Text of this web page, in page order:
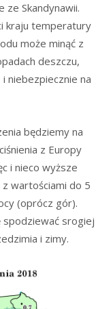
ze Skandynawii.
kraju temperatury
może minąć z
deszczu,
niebezpiecznie na
będziemy na
z Europy
i nieco wyższe
wartościami do 5
(oprócz gór).
spodziewać srogiej
i zimy.